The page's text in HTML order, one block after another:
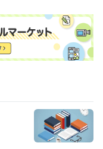
実務を含むレクチャ